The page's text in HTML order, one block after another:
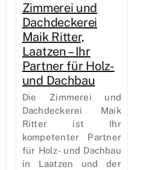
Zimmerei und
Dachdeckerei
Maik Ritter,
Laatzen – Ihr
Partner für Holz-
und Dachbau
Die Zimmerei und
Dachdeckerei Maik
Ritter ist Ihr
kompetenter Partner
für Holz- und Dachbau
in Laatzen und der